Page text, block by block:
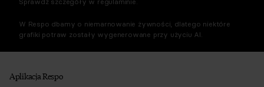
W Respo dbamy o niemarnowanie żywności, dlatego niektóre
grafiki potraw zostały wygenerowane przy użyciu AI.
Aplikacja Respo